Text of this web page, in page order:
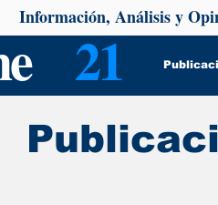
21
Información, Análisis y